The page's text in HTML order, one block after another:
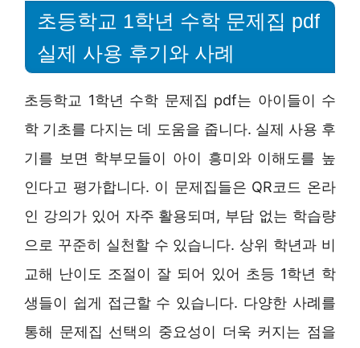
초등학교 1학년 수학 문제집 pdf
실제 사용 후기와 사례
초등학교 1학년 수학 문제집 pdf는 아이들이 수
학 기초를 다지는 데 도움을 줍니다. 실제 사용 후
기를 보면 학부모들이 아이 흥미와 이해도를 높
인다고 평가합니다. 이 문제집들은 QR코드 온라
인 강의가 있어 자주 활용되며, 부담 없는 학습량
으로 꾸준히 실천할 수 있습니다. 상위 학년과 비
교해 난이도 조절이 잘 되어 있어 초등 1학년 학
생들이 쉽게 접근할 수 있습니다. 다양한 사례를
통해 문제집 선택의 중요성이 더욱 커지는 점을